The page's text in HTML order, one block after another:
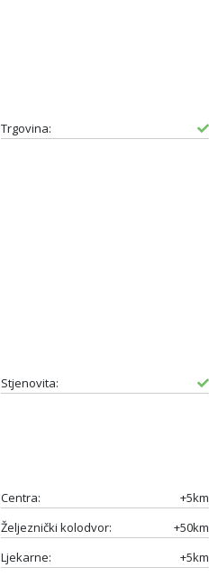
Trgovina:
Stjenovita:
Centra:
+5km
Željeznički kolodvor:
+50km
Ljekarne:
+5km